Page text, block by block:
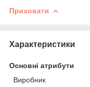
Приховати
Характеристики
Основні атрибути
Виробник